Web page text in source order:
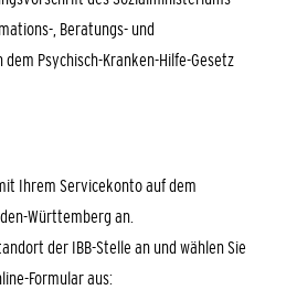
, Beratungs- und
Psychisch-Kranken-Hilfe-Gesetz
Ihrem Servicekonto auf dem
Württemberg an.
der IBB-Stelle an und wählen Sie
Formular aus: